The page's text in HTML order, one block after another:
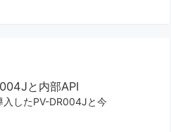
と内部API
入したPV-DR004Jと今